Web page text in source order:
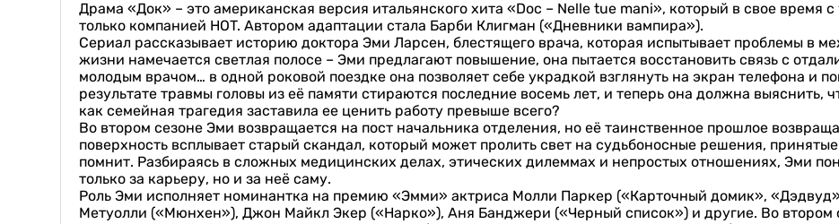
Драма «Док» – это американская версия итальянского хита «Doc – Nelle tue mani», который в свое время
только компанией HOT. Автором адаптации стала Барби Клигман («Дневники вампира»).
Сериал рассказывает историю доктора Эми Ларсен, блестящего врача, которая испытывает проблемы в
жизни намечается светлая полосе – Эми предлагают повышение, она пытается восстановить связь с
молодым врачом… в одной роковой поездке она позволяет себе украдкой взглянуть на экран телефона и
результате травмы головы из её памяти стираются последние восемь лет, и теперь она должна выяснить,
как семейная трагедия заставила ее ценить работу превыше всего?
Во втором сезоне Эми возвращается на пост начальника отделения, но её таинственное прошлое
поверхность всплывает старый скандал, который может пролить свет на судьбоносные решения,
помнит. Разбираясь в сложных медицинских делах, этических дилеммах и непростых отношениях, Эми
только за карьеру, но и за неё саму.
Роль Эми исполняет номинантка на премию «Эмми» актриса Молли Паркер («Карточный домик»,
Метуолли («Мюнхен»), Джон Майкл Экер («Нарко»), Аня Банджери («Черный список») и другие. Во втором